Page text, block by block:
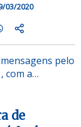
03/2020
pelo
com a…
de